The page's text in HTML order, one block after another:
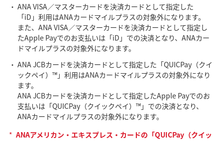
ANA VISA／マスターカードを決済カードとして指定した
「iD」利用はANAカードマイルプラスの対象外になります。
また、ANA VISA／マスターカードを決済カードとして指定し
たApple Payでのお支払いは「iD」での決済となり、ANAカー
ドマイルプラスの対象外になります。
ANA JCBカードを決済カードとして指定した「QUICPay（クイ
ックペイ）™」利用はANAカードマイルプラスの対象外になり
ます。
ANA JCBカードを決済カードとして指定したApple Payでのお
支払いは「QUICPay（クイックペイ）™」での決済となり、
ANAカードマイルプラスの対象外になります。
* ANAアメリカン・エキスプレス・カードの「QUICPay（クイッ